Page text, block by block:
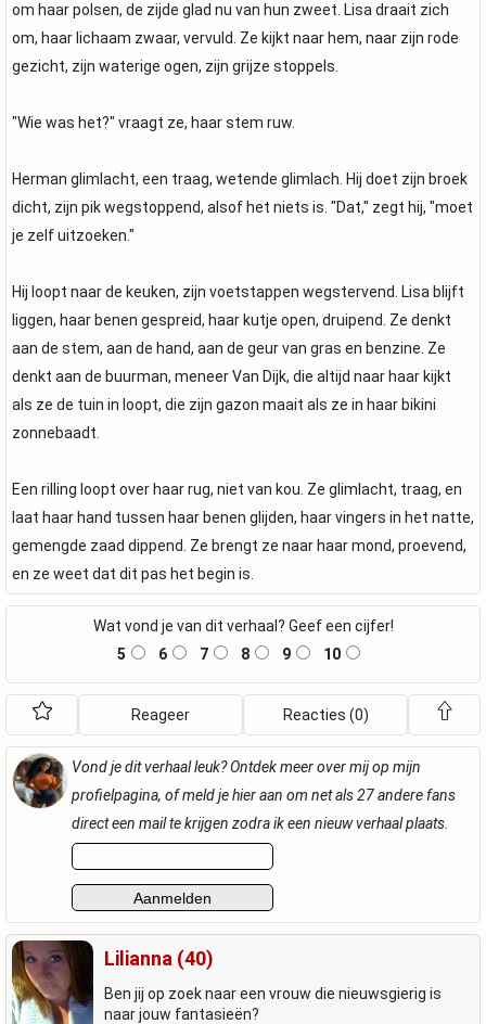
om haar polsen, de zijde glad nu van hun zweet. Lisa draait zich
om, haar lichaam zwaar, vervuld. Ze kijkt naar hem, naar zijn rode
gezicht, zijn waterige ogen, zijn grijze stoppels.
"Wie was het?" vraagt ze, haar stem ruw.
Herman glimlacht, een traag, wetende glimlach. Hij doet zijn broek
dicht, zijn pik wegstoppend, alsof het niets is. "Dat," zegt hij, "moet
je zelf uitzoeken."
Hij loopt naar de keuken, zijn voetstappen wegstervend. Lisa blijft
liggen, haar benen gespreid, haar kutje open, druipend. Ze denkt
aan de stem, aan de hand, aan de geur van gras en benzine. Ze
denkt aan de buurman, meneer Van Dijk, die altijd naar haar kijkt
als ze de tuin in loopt, die zijn gazon maait als ze in haar bikini
zonnebaadt.
Een rilling loopt over haar rug, niet van kou. Ze glimlacht, traag, en
laat haar hand tussen haar benen glijden, haar vingers in het natte,
gemengde zaad dippend. Ze brengt ze naar haar mond, proevend,
en ze weet dat dit pas het begin is.
Wat vond je van dit verhaal? Geef een cijfer!
5
6 7 8 9 10
Reageer Reacties (0)
Vond je dit verhaal leuk? Ontdek meer over mij op mijn
profielpagina, of meld je hier aan om net als 27 andere fans
direct een mail te krijgen zodra ik een nieuw verhaal plaats.
Lilianna (40)
Ben jij op zoek naar een vrouw die nieuwsgierig is
naar jouw fantasieën?